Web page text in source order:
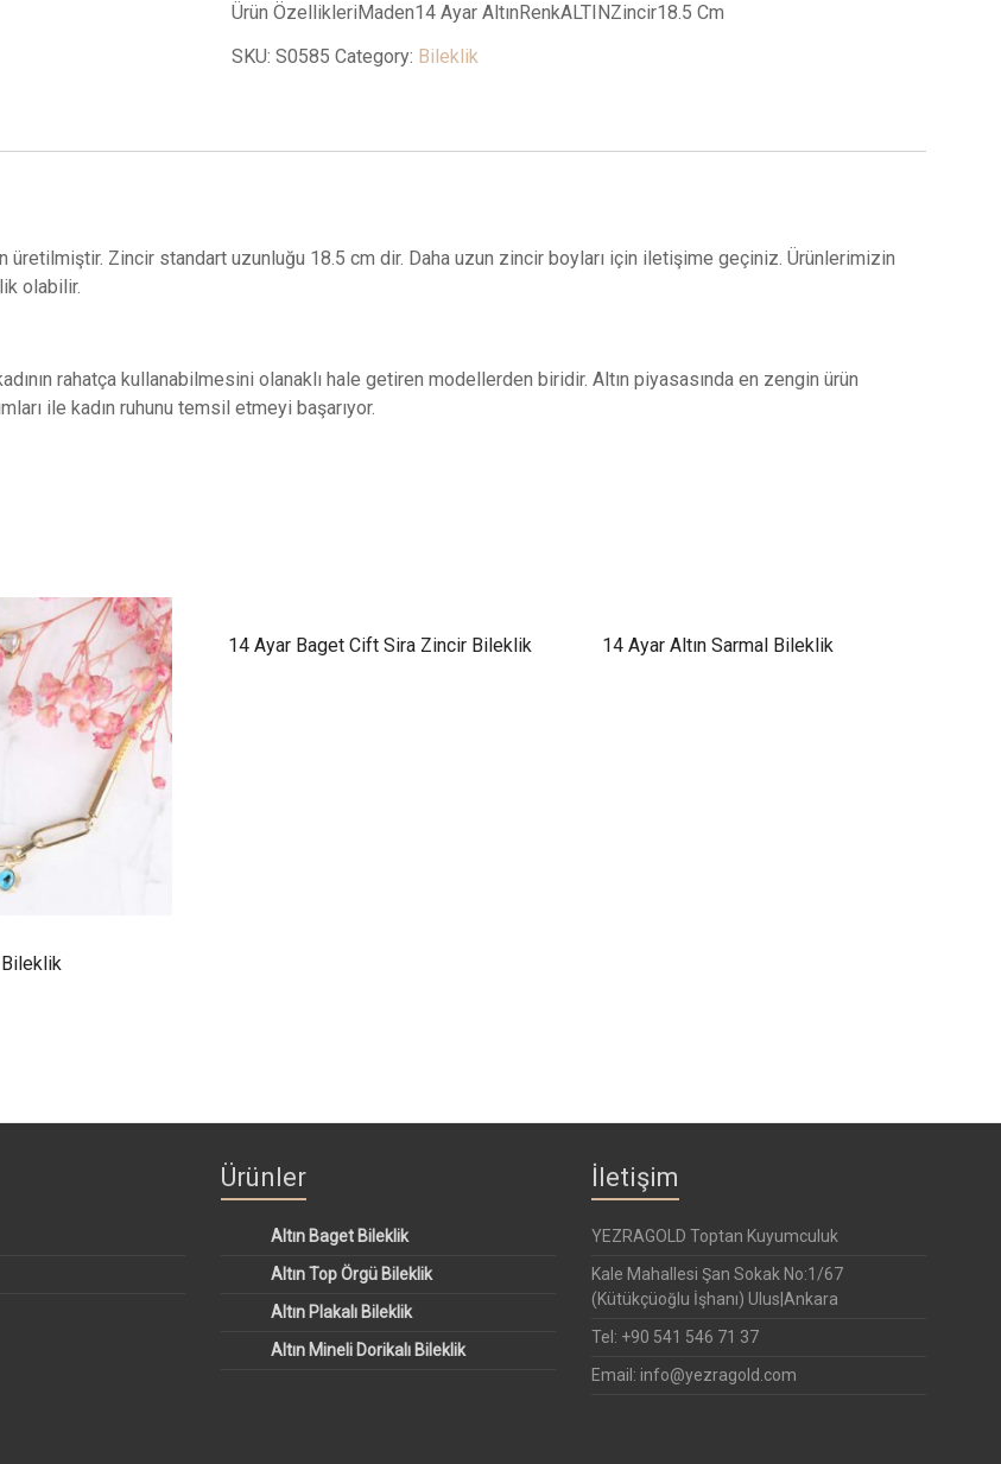
Ürün ÖzellikleriMaden14 Ayar AltınRenkALTINZincir18.5 Cm
SKU:S0585 Category: Bileklik
üretilmiştir. Zincir standart uzunluğu 18.5 cm dir. Daha uzun zincir boyları için iletişime geçiniz. Ürünlerimizin
olabilir.
rahatça kullanabilmesini olanaklı hale getiren modellerden biridir. Altın piyasasında en zengin ürün
ile kadın ruhunu temsil etmeyi başarıyor.
Bileklik
14 Ayar Baget Cift Sira Zincir Bileklik 14 Ayar Altın Sarmal Bileklik
Ürünler
Altın Baget Bileklik
Altın Top Örgü Bileklik
Altın Plakalı Bileklik
Altın Mineli Dorikalı Bileklik
İletişim
YEZRAGOLD Toptan Kuyumculuk
Kale Mahallesi Şan Sokak No:1/67
(Kütükçüoğlu İşhanı) Ulus|Ankara
Tel: +90 541 546 71 37
Email: info@yezragold.com